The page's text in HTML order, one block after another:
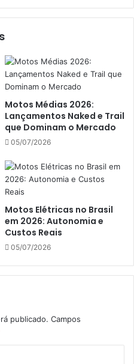
Nasa Capacete
bo
ok
ub
ra
Motos Médias 2026:
Lançamentos Naked e Trail
que Dominam o Mercado
05/07/2026
Motos Elétricas no Brasil
em 2026: Autonomia e
Custos Reais
05/07/2026
publicado. Campos